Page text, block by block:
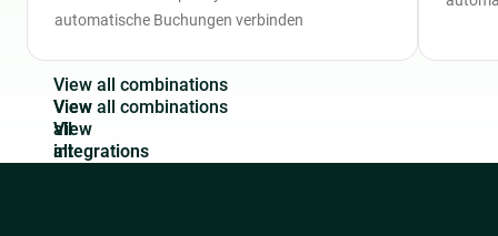
automatische Buchungen verbinden
View a combinations
View
all
integrations